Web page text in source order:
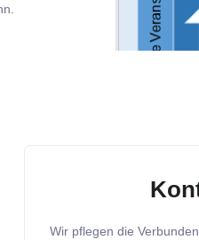
Wir pflegen die